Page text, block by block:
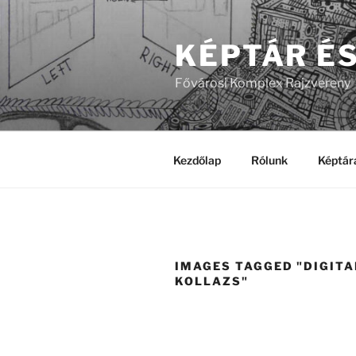
Tartalomhoz
KÉPTÁR
Fővárosi Komplex Rajzvereny
Kezdőlap Rólunk
IMAGES TAGGED
KOLLAZS"